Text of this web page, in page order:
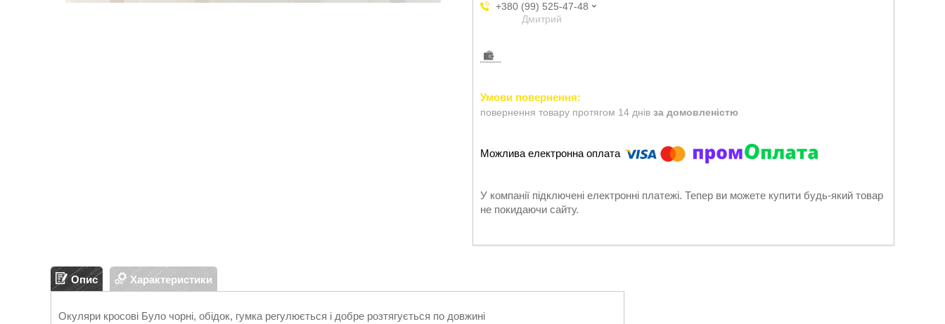
+380 (99) 525-47-48
Дмитрий
повернення товару протягом 14 днів за домовленістю
У компанії підключені електронні платежі. Тепер ви можете купити будь-який товар
не покидаючи сайту.
Опис Характеристики
Окуляри кросові Було чорні, обідок, гумка регулюється і добре розтягується по довжині